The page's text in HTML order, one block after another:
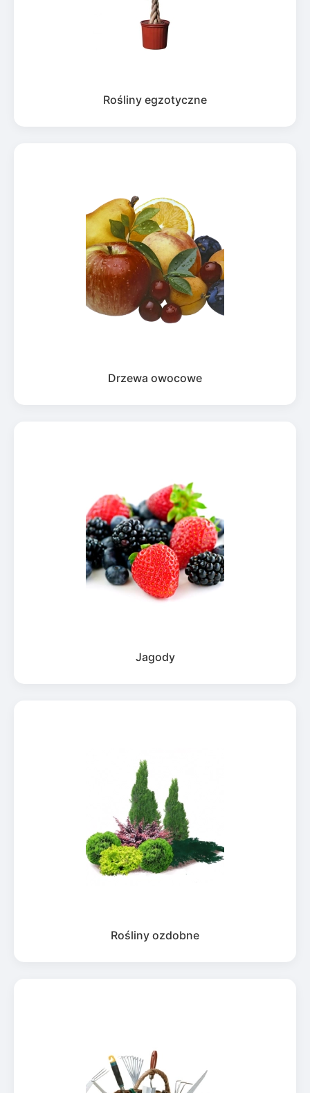
Rośliny egzotyczne
Drzewa owocowe
Jagody
Rośliny ozdobne